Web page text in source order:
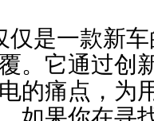
仅是一款新
。它通过创
的痛点，为